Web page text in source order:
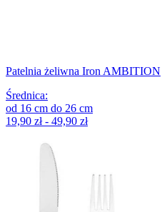
Patelnia żeliwna Iron AMBITION
Średnica:
od 16 cm do 26 cm
19,90 zł - 49,90 zł